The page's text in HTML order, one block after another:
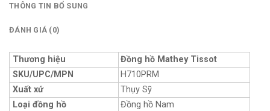
THÔNG TIN BỔ SUNG
ĐÁNH GIÁ (0)
Thương hiệu
Đồng hồ Mathey Tissot
SKU/UPC/MPN
H710PRM
Xuất xứ
Thụy Sỹ
Loại đồng hồ
Đồng hồ Nam